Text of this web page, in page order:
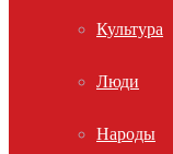
Культура
Люди
Народы